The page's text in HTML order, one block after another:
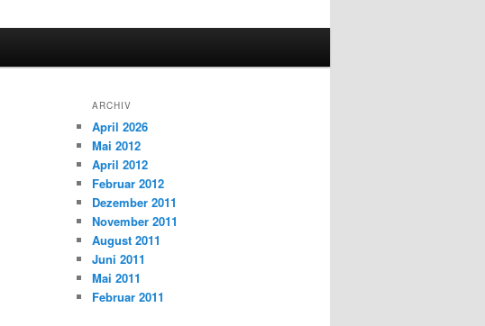
ARCHIV
April 2026
Mai 2012
April 2012
Februar 2012
Dezember 2011
November 2011
August 2011
Juni 2011
Mai 2011
Februar 2011